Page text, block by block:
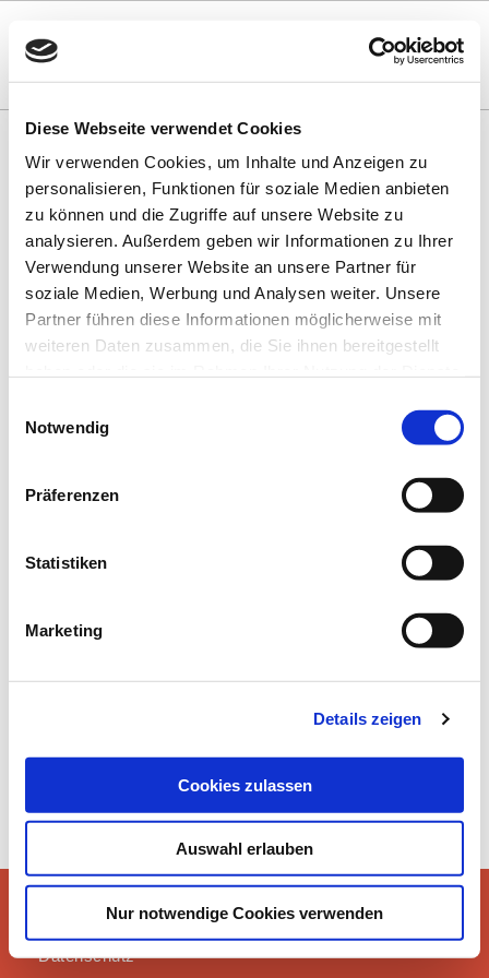
Diese Webseite verwendet Cookies
Wir verwenden Cookies, um Inhalte und Anzeigen zu
personalisieren, Funktionen für soziale Medien anbieten
zu können und die Zugriffe auf unsere Website zu
analysieren. Außerdem geben wir Informationen zu Ihrer
Verwendung unserer Website an unsere Partner für
soziale Medien, Werbung und Analysen weiter. Unsere
Partner führen diese Informationen möglicherweise mit
weiteren Daten zusammen, die Sie ihnen bereitgestellt
Cookies, wenn Sie unsere Webseite weiterhin nutzen.
Notwendig
Präferenzen
Statistiken
Marketing
Details zeigen
Cookies zulassen
Auswahl erlauben
Nur notwendige Cookies verwenden
VERANSTALTUNGSÜBERSICHT
BUCHHANDLUNGEN UND VERLAGE IM
SAARLAND
NO CONTENT
©2021 erLESEN
Instagram
Datenschutz